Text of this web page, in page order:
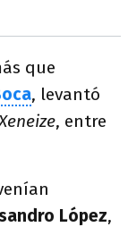
que
, levantó
, entre
López,